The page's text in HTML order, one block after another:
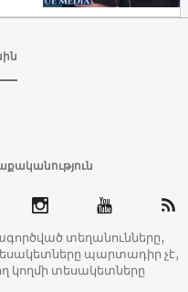
տեղանունները,
պարտադիր չէ,
կողմի տեսակետները